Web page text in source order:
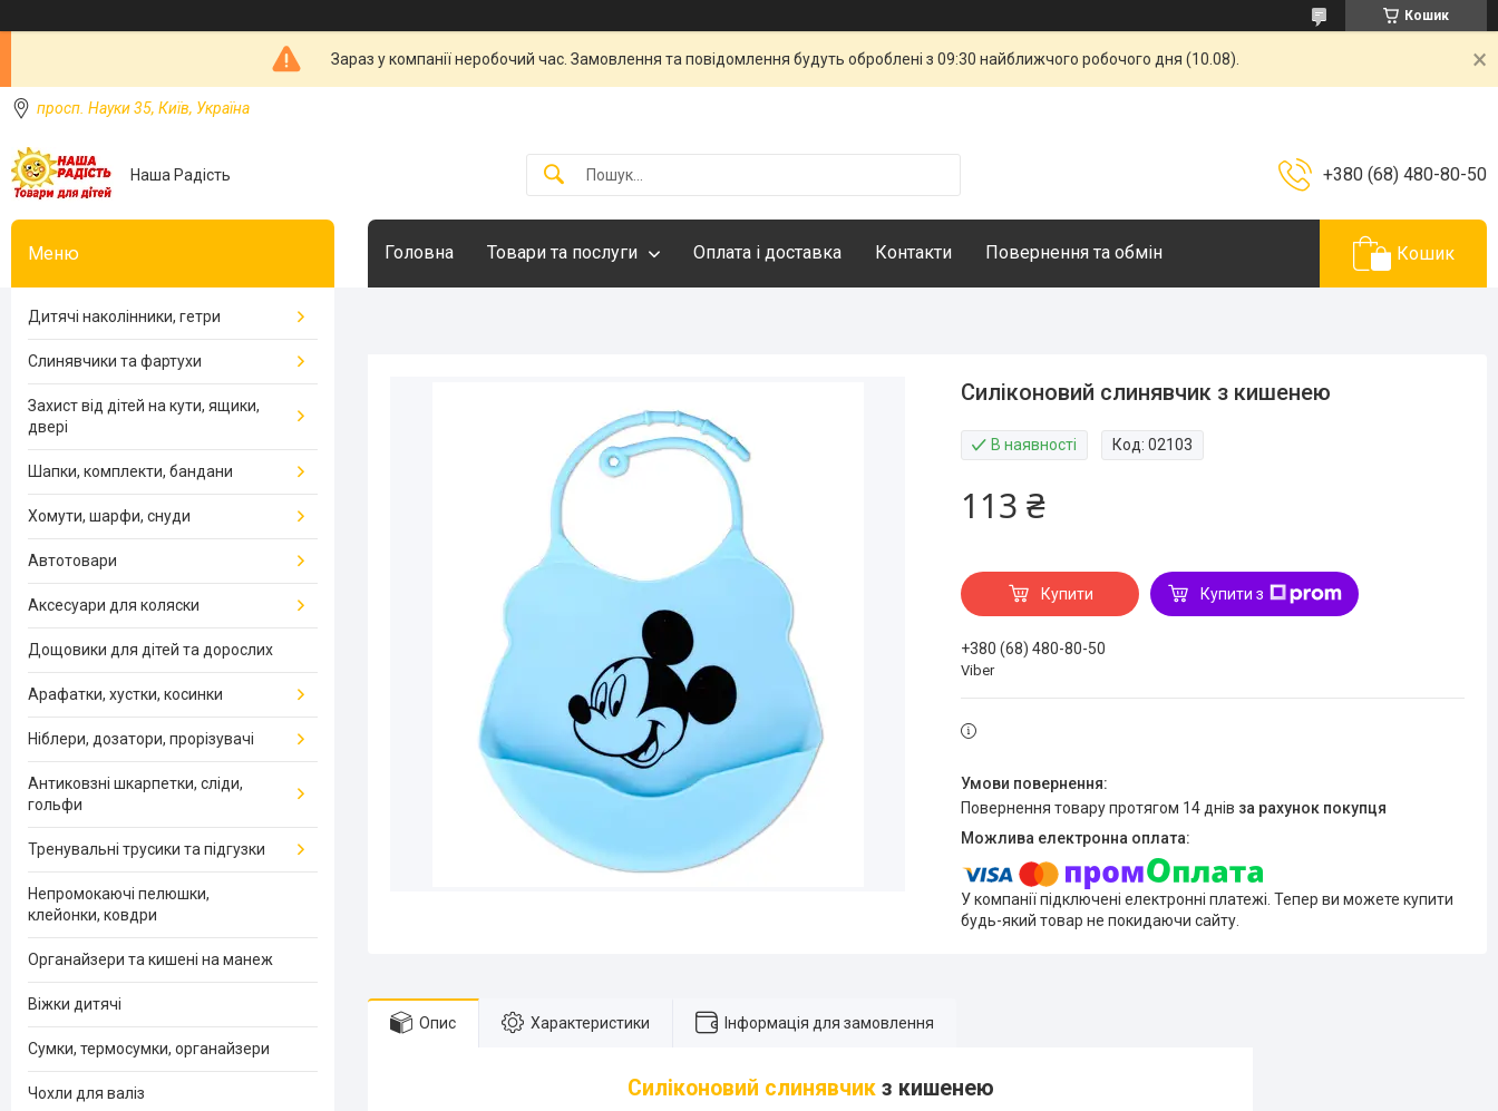
Кошик
Зараз у компанії неробочий час. Замовлення та повідомлення будуть оброблені з 09:30 найближчого робочого дня (10.08).
просп. Науки 35, Київ, Україна
Наша Радість +380 (68) 480-80-50
Головна Товари та послуги Оплата і доставка Контакти Повернення та обмін Кошик
Силіконовий слинявчик з кишенею
В наявності Код:02103
113 ₴
Купити Купити з
+380 (68) 480-80-50
Viber
повернення товару протягом 14 днів за рахунок покупця
У компанії підключені електронні платежі. Тепер ви можете купити
будь-який товар не покидаючи сайту.
Опис Характеристики Інформація для замовлення
Силіконовий слинявчикз кишенею
Дитячі наколінники, гетри
Слинявчики та фартухи
Захист від дітей на кути, ящики,
двері
Шапки, комплекти, бандани
Хомути, шарфи, снуди
Автотовари
Аксесуари для коляски
Дощовики для дітей та дорослих
Арафатки, хустки, косинки
Ніблери, дозатори, прорізувачі
Антиковзні шкарпетки, сліди,
гольфи
Тренувальні трусики та підгузки
Непромокаючі пелюшки,
клейонки, ковдри
Органайзери та кишені на манеж
Віжки дитячі
Сумки, термосумки, органайзери
Чохли для валіз